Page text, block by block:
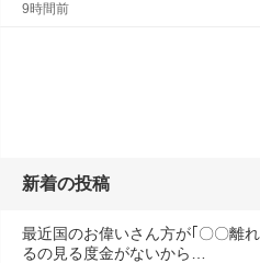
9時間前
新着の投稿
最近国のお偉いさん方が｢〇〇離
るの見る度金がないから…